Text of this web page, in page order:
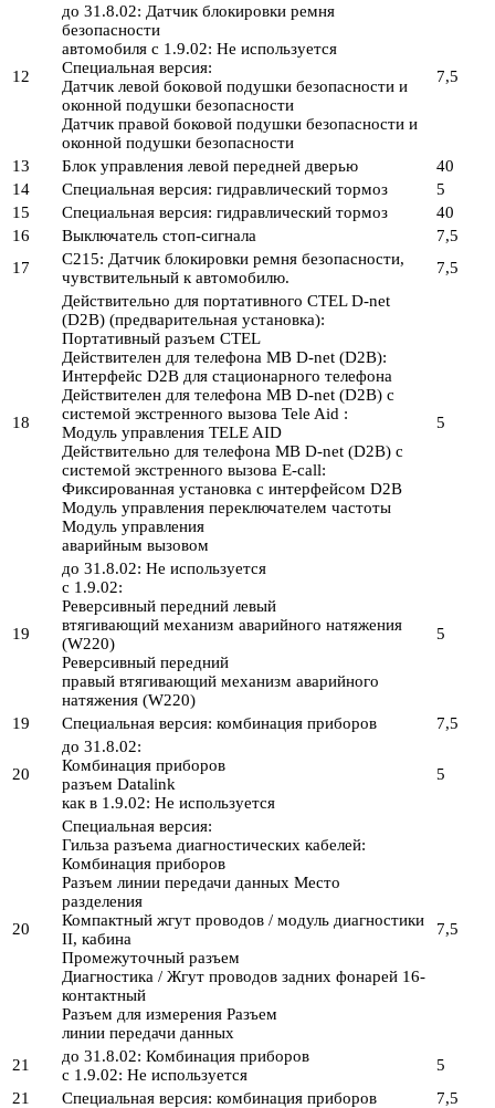
12
до 31.8.02: Датчик блокировки ремня
безопасности
автомобиля с 1.9.02: Не используется
Специальная версия:
Датчик левой боковой подушки безопасности и
оконной подушки безопасности
Датчик правой боковой подушки безопасности и
оконной подушки безопасности
7,5
13 Блок управления левой передней дверью
40
14
Специальная версия: гидравлический тормоз
5
15
Специальная версия: гидравлический тормоз
40
16
Выключатель стоп-сигнала
7,5
17
C215: Датчик блокировки ремня безопасности,
чувствительный к автомобилю.
7,5
18
Действительно для портативного CTEL D-net
(D2B) (предварительная установка):
Портативный разъем CTEL
Действителен для телефона MB D-net (D2B):
Интерфейс D2B для стационарного телефона
Действителен для телефона MB D-net (D2B) с
системой экстренного вызова Tele Aid :
Модуль управления TELE AID
Действительно для телефона MB D-net (D2B) с
системой экстренного вызова E-call:
Фиксированная установка с интерфейсом D2B
Модуль управления переключателем частоты
Модуль управления
аварийным вызовом
5
19
до 31.8.02: Не используется
с 1.9.02:
Реверсивный передний левый
втягивающий механизм аварийного натяжения
(W220)
Реверсивный передний
правый втягивающий механизм аварийного
натяжения (W220)
5
19 Специальная версия: комбинация приборов 7,5
20
до 31.8.02:
Комбинация приборов
разъем Datalink
как в 1.9.02: Не используется
5
20
Специальная версия:
Гильза разъема диагностических кабелей:
Комбинация приборов
Разъем линии передачи данных Место
разделения
Компактный жгут проводов / модуль диагностики
II, кабина
Промежуточный разъем
Диагностика / Жгут проводов задних фонарей 16-
контактный
Разъем для измерения Разъем
линии передачи данных
7,5
21
до 31.8.02: Комбинация приборов
с 1.9.02: Не используется
5
21
Специальная версия: комбинация приборов
7,5